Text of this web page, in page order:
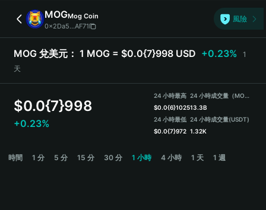
Deutsch
简体中文
繁體中文
Português (Portugal)
Bahasa Indonesia
Español
MOGMog Coin
0x2Da5...AF71
風險
MOG 兌美元： 1 MOG = $0.0{7}998 USD +0.23%
1
天
$0.0{7}998
+0.23%
24 小時最高
$0.0{6}1025
24 小時最低
$0.0{7}972
24 小時成交量（MOG）
13.3B
24 小時成交量(USDT)
1.32K
時間 1 分 5 分 15 分 30 分 1 小時 4 小時 1 天 1 週